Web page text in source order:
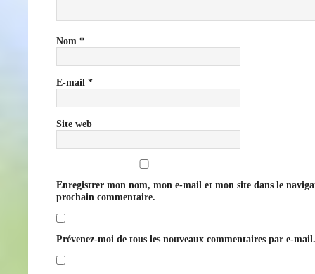
Nom *
E-mail *
Site web
Enregistrer mon nom, mon e-mail et mon site dans le
prochain commentaire.
Prévenez-moi de tous les nouveaux commentaires par e-mail.